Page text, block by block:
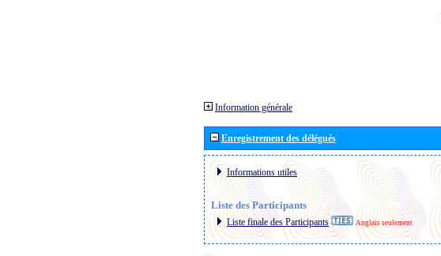
Information générale
Enregistrement des délégués
Informations utiles
Liste des Participants
Liste finale des Participants Anglais seulement